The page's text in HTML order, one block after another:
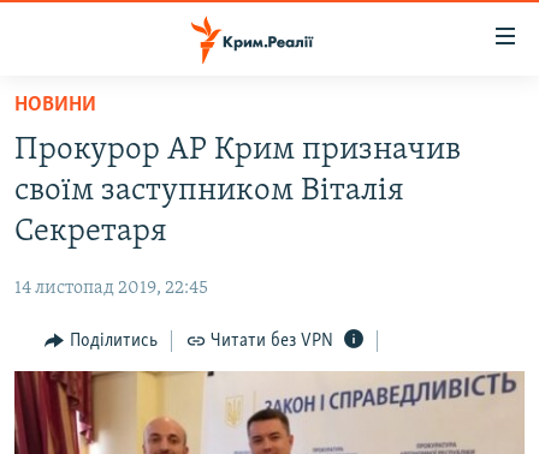
Перейти
основного
матеріалу
Перейти
до
основної
Перейти
до
пошуку
ВОДА.КРИМ
ВІДЕО ТА ФОТО
БЛОГИ
ПОГЛЯД
ІНТЕРВ'Ю
ВСЕ ЗА ДЕНЬ
НОВИНИ
Прокурор АР Крим призначив
своїм заступником Віталія
Секретаря
14 листопад 2019, 22:45
Поділитись Читати без VPN